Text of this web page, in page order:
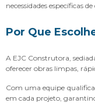
necessidades específicas
Por Que
A EJC Construtora,
oferecer obras limpas,
Com uma equipe
em cada projeto,